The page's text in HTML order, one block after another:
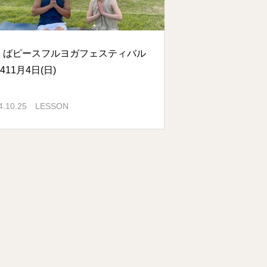
ばピースフルヨガフェスティバル
月4日(日)
LESSON